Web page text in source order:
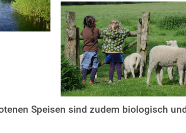
Speisen sind zudem biologisch